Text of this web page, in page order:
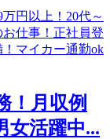
！月収例
女活躍中...